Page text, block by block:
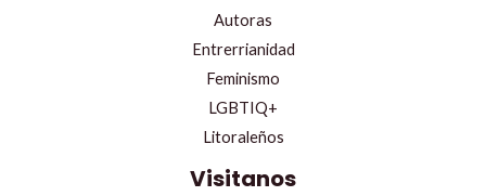
Autoras
Entrerrianidad
Feminismo
LGBTIQ+
Litoraleños
Visitanos